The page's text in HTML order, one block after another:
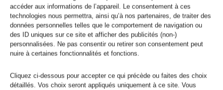
accéder aux informations de l’appareil. Le consentement à ces
technologies nous permettra, ainsi qu’à nos partenaires, de traiter des
données personnelles telles que le comportement de navigation ou
des ID uniques sur ce site et afficher des publicités (non-)
personnalisées. Ne pas consentir ou retirer son consentement peut
nuire à certaines fonctionnalités et fonctions.
Cliquez ci-dessous pour accepter ce qui précède ou faites des choix
détaillés. Vos choix seront appliqués uniquement à ce site. Vous